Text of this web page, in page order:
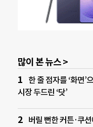
많이 본 뉴스 >
한 줄 점자를 ‘화면
시장 두드린 ‘닷’
버릴 뻔한 커튼·쿠